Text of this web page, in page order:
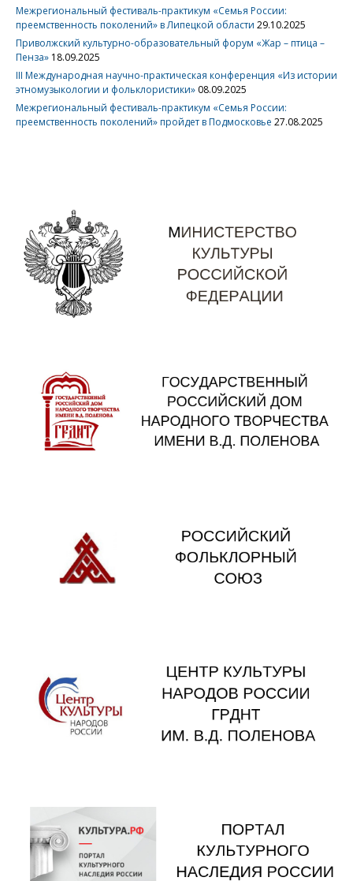
Межрегиональный фестиваль-практикум «Семья России:
преемственность поколений» в Липецкой области 29.10.2025
Приволжский культурно-образовательный форум «Жар – птица –
Пенза» 18.09.2025
III Международная научно-практическая конференция «Из истории
этномузыкологии и фольклористики» 08.09.2025
Межрегиональный фестиваль-практикум «Семья России:
преемственность поколений» пройдет в Подмосковье 27.08.2025